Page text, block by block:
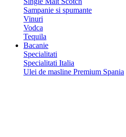
Sampanie si spumante
Vinuri
Vodca
Tequila
Bacanie
Specialitati
Specialitati Italia
Ulei de masline Premium Spania